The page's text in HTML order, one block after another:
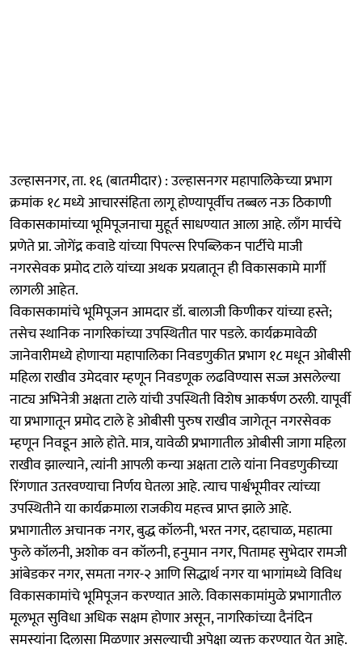
उल्हासनगर, ता. १६ (बातमीदार) : उल्हासनगर महापालिकेच्या प्रभाग
क्रमांक १८ मध्ये आचारसंहिता लागू होण्यापूर्वीच तब्बल नऊ ठिकाणी
विकासकामांच्या भूमिपूजनाचा मुहूर्त साधण्यात आला आहे. लाँग मार्चचे
प्रणेते प्रा. जोगेंद्र कवाडे यांच्या पिपल्स रिपब्लिकन पार्टीचे माजी
नगरसेवक प्रमोद टाले यांच्या अथक प्रयत्नातून ही विकासकामे मार्गी
लागली आहेत.
विकासकामांचे भूमिपूजन आमदार डॉ. बालाजी किणीकर यांच्या हस्ते;
तसेच स्थानिक नागरिकांच्या उपस्थितीत पार पडले. कार्यक्रमावेळी
जानेवारीमध्ये होणाऱ्या महापालिका निवडणुकीत प्रभाग १८ मधून ओबीसी
महिला राखीव उमेदवार म्हणून निवडणूक लढविण्यास सज्ज असलेल्या
नाट्य अभिनेत्री अक्षता टाले यांची उपस्थिती विशेष आकर्षण ठरली. यापूर्वी
या प्रभागातून प्रमोद टाले हे ओबीसी पुरुष राखीव जागेतून नगरसेवक
म्हणून निवडून आले होते. मात्र, यावेळी प्रभागातील ओबीसी जागा महिला
राखीव झाल्याने, त्यांनी आपली कन्या अक्षता टाले यांना निवडणुकीच्या
रिंगणात उतरवण्याचा निर्णय घेतला आहे. त्याच पार्श्वभूमीवर त्यांच्या
उपस्थितीने या कार्यक्रमाला राजकीय महत्त्व प्राप्त झाले आहे.
प्रभागातील अचानक नगर, बुद्ध कॉलनी, भरत नगर, दहाचाळ, महात्मा
फुले कॉलनी, अशोक वन कॉलनी, हनुमान नगर, पितामह सुभेदार रामजी
आंबेडकर नगर, समता नगर-२ आणि सिद्धार्थ नगर या भागांमध्ये विविध
विकासकामांचे भूमिपूजन करण्यात आले. विकासकामांमुळे प्रभागातील
मूलभूत सुविधा अधिक सक्षम होणार असून, नागरिकांच्या दैनंदिन
समस्यांना दिलासा मिळणार असल्याची अपेक्षा व्यक्त करण्यात येत आहे.